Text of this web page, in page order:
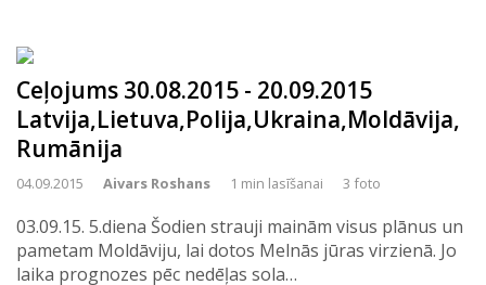
Ceļojums 30.08.2015 - 20.09.2015
Latvija,Lietuva,Polija,Ukraina,Moldāvija,
Rumānija
04.09.2015 Aivars Roshans 1 min lasīšanai 3 foto
03.09.15. 5.diena Šodien strauji mainām visus plānus un
pametam Moldāviju, lai dotos Melnās jūras virzienā. Jo
laika prognozes pēc nedēļas sola…